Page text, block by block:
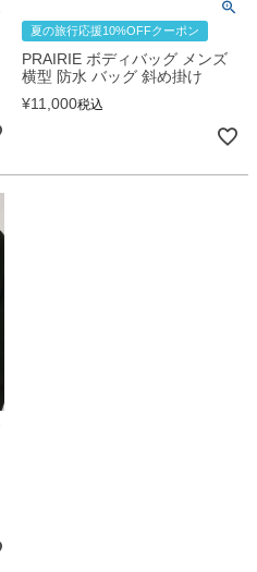
夏の旅行応援10%OFFクーポン
PRAIRIE ボディバッグ メンズ
横型 防水 バッグ 斜め掛け
¥11,000税込